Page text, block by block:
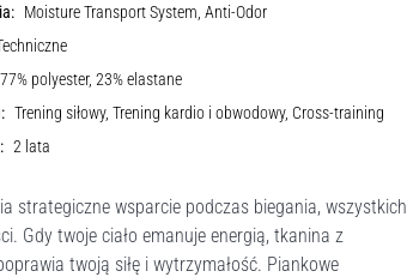
Moisture Transport System, Anti-Odor
77% polyester, 23% elastane
Trening siłowy, Trening kardio i obwodowy, Cross-training
2 lata
strategiczne wsparcie podczas biegania, wszystkich
Gdy twoje ciało emanuje energią, tkanina z
twoją siłę i wytrzymałość. Piankowe